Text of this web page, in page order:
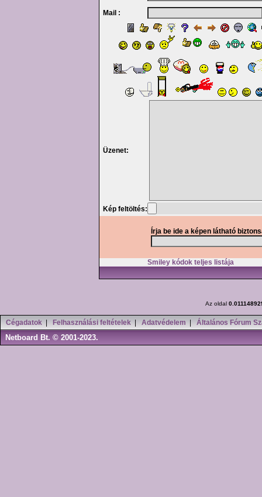
Mail :
Üzenet:
Kép feltöltés:
Írja be ide a képen látható
Smiley kódok teljes listája
Az oldal
Cégadatok Felhasználási feltételek Adatvédelem Általános Fórum
Netboard Bt. © 2001-2023.